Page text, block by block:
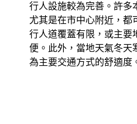
行人設施較為完善。許多
尤其是在市中心附近，都
行人道覆蓋有限，或主要
便。此外，當地天氣冬天
為主要交通方式的舒適度